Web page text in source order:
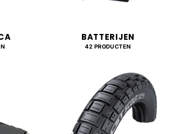
BATTERIJEN
42 PRODUCTEN